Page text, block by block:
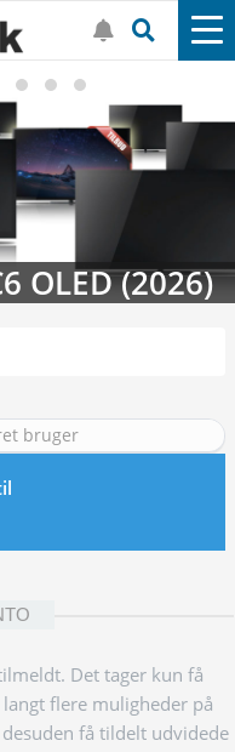
OLED (2026)
bruger
Det tager kun få
flere muligheder på
få tildelt udvidede